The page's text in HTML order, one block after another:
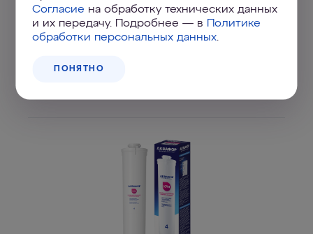
К2
Согласие на обработку технических данных
и их передачу. Подробнее — в Политике
обработки персональных данных
ПОНЯТНО